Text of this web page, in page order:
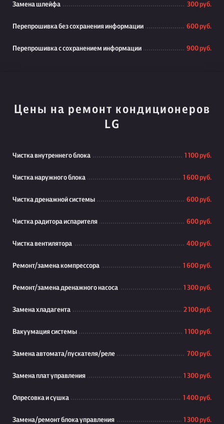
Замена шлейфа 300 руб.
Перепрошивка без сохранения информации 600 руб.
Перепрошивка с сохранением информации 900 руб.
Цены на ремонт кондиционеров
LG
Чистка внутреннего блока 1 100 руб.
Чистка наружного блока 1 600 руб.
Чистка дренажной системы 600 руб.
Чистка радитора испарителя 600 руб.
Чистка вентилятора 400 руб.
Ремонт/замена компрессора 1 600 руб.
Ремонт/замена дренажного насоса 1 300 руб.
Замена хладагента 2 100 руб.
Вакуумация системы 1 100 руб.
Замена автомата/пускателя/реле 700 руб.
Замена плат управления 1 300 руб.
Опресовка и сушка 1 400 руб.
Замена/ремонт блока управления 1 300 руб.